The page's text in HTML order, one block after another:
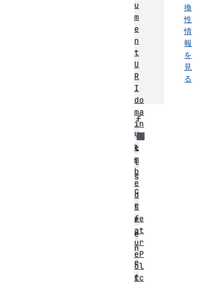
換
性
情
報
を
見
る
f
u
l
l
s
c
r
e
e
n
e
r
u
m
e
n
t
U
R
I
do
ma
in
e
m
b
e
d
s
fe
at
ur
eP
ol
ic